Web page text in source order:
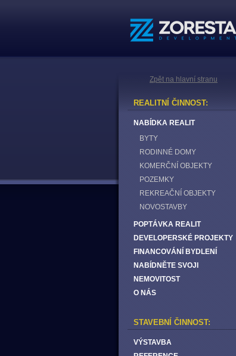
Zpět na hlavní stranu
REALITNÍ ČINNOST:
NABÍDKA REALIT
BYTY
RODINNÉ DOMY
KOMERČNÍ OBJEKTY
POZEMKY
REKREAČNÍ OBJEKTY
NOVOSTAVBY
POPTÁVKA REALIT
DEVELOPERSKÉ PROJEKTY
FINANCOVÁNÍ BYDLENÍ
NABÍDNĚTE SVOJI
NEMOVITOST
O NÁS
STAVEBNÍ ČINNOST:
VÝSTAVBA